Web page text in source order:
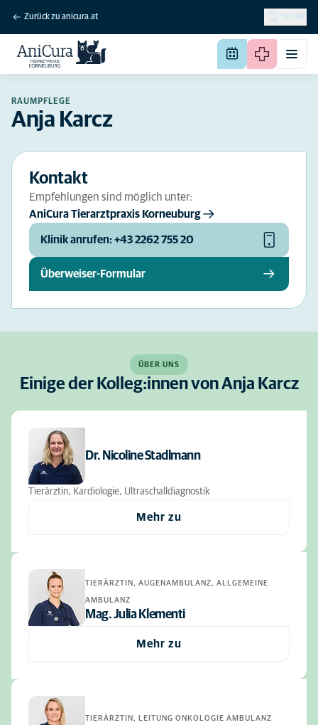
Zurück zu anicura.at SUCHE
RAUMPFLEGE
Anja Karcz
Kontakt
Empfehlungen sind möglich unter:
AniCura Tierarztpraxis Korneuburg
Klinik anrufen: +43 2262 755 20
Überweiser-Formular
ÜBER UNS
Einige der Kolleg:innen von Anja Karcz
Dr. Nicoline Stadlmann
Tierärztin, Kardiologie, Ultraschalldiagnostik
Mehr zu
TIERÄRZTIN, AUGENAMBULANZ, ALLGEMEINE
AMBULANZ
Mag. Julia Klementi
Mehr zu
TIERÄRZTIN, LEITUNG ONKOLOGIE AMBULANZ